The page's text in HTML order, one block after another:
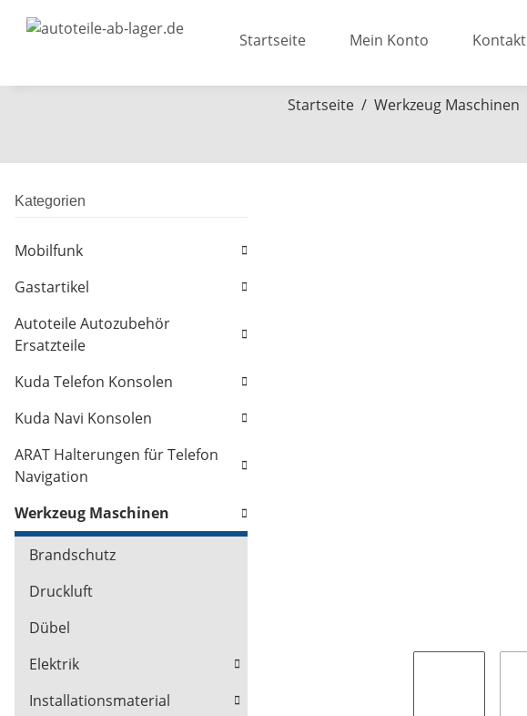
Startseite Mein Konto Kontakt
Startseite Werkzeug Maschinen
Kategorien
Mobilfunk
Gastartikel
Autoteile Autozubehör
Ersatzteile
Kuda Telefon Konsolen
Kuda Navi Konsolen
ARAT Halterungen für Telefon
Navigation
Werkzeug Maschinen
Brandschutz
Druckluft
Dübel
Elektrik
Installationsmaterial